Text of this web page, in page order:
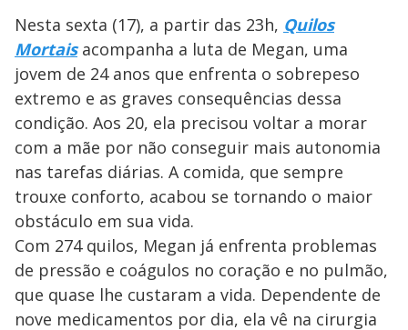
Nesta sexta (17), a partir das 23h, Quilos
Mortaisacompanha a luta de Megan, uma
jovem de 24 anos que enfrenta o sobrepeso
extremo e as graves consequências dessa
condição. Aos 20, ela precisou voltar a morar
com a mãe por não conseguir mais autonomia
nas tarefas diárias. A comida, que sempre
trouxe conforto, acabou se tornando o maior
obstáculo em sua vida.
Com 274 quilos, Megan já enfrenta problemas
de pressão e coágulos no coração e no pulmão,
que quase lhe custaram a vida. Dependente de
nove medicamentos por dia, ela vê na cirurgia